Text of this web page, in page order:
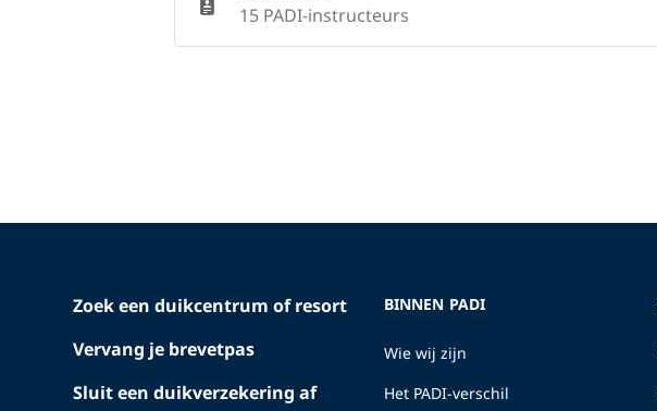
15 PADI-instructeurs
Zoek een duikcentrum of resort
Vervang je brevetpas
Sluit een duikverzekering af
BINNEN PADI
Wie wij zijn
Het PADI-verschil